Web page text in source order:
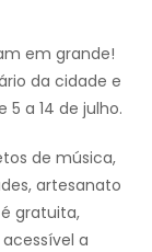
em grande!
da cidade e
5 a 14 de julho.
de música,
artesanato
gratuita,
a